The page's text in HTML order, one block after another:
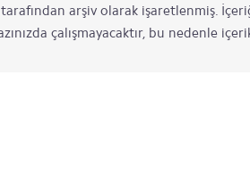
arşiv olarak işaretlenmiş.
çalışmayacaktır, bu nedenle